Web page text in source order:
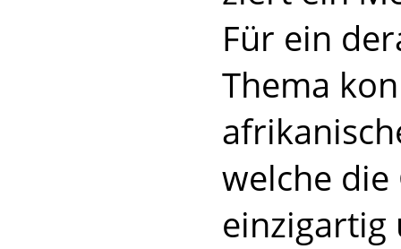
Für ein
Thema
welche die
einzigartig